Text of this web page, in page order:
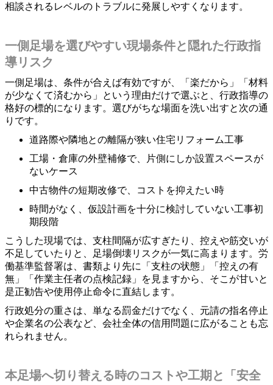
相談されるレベルのトラブルに発展しやすくなります。
一側足場を選びやすい現場条件と隠れた行政指
導リスク
一側足場は、条件が合えば有効ですが、「楽だから」「材料
が少なくて済むから」という理由だけで選ぶと、行政指導の
格好の標的になります。選びがちな場面を洗い出すと次の通
りです。
道路際や隣地との離隔が狭い住宅リフォーム工事
工場・倉庫の外壁補修で、片側にしか設置スペースが
ないケース
中古物件の短期改修で、コストを抑えたい時
時間がなく、仮設計画を十分に検討していない工事初
期段階
こうした現場では、支柱間隔が広すぎたり、控えや筋交いが
不足していたりと、足場倒壊リスクが一気に高まります。労
働基準監督署は、書類より先に「支柱の状態」「控えの有
無」「作業主任者の点検記録」を見ますから、そこが甘いと
是正勧告や使用停止命令に直結します。
行政処分の重さは、単なる罰金だけでなく、元請の指名停止
や企業名の公表など、会社全体の信用問題に広がることも忘
れられません。
本足場へ切り替える時のコストや工期と「安全